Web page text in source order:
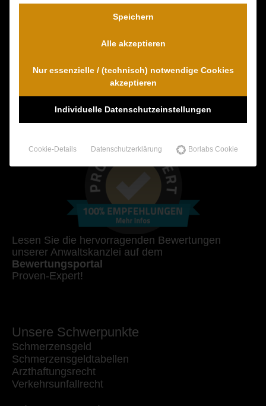
Dr. Wambach & Walter
0800 0005574 - gebührenfrei
0421 54 895 10 - Fax
Zum Kontaktformular
Lesen Sie die hervorragenden Bewertungen
unserer Anwaltskanzlei auf dem
Bewertungsportal
Proven-Expert!
Unsere Schwerpunkte
Schmerzensgeld
Schmerzensgeldtabellen
Arzthaftungsrecht
Verkehrsunfallrecht
Speichern
Alle akzeptieren
Nur essenzielle / (technisch) notwendige Cookies
akzeptieren
Individuelle Datenschutzeinstellungen
Cookie-Details Datenschutzerklärung Borlabs Cookie